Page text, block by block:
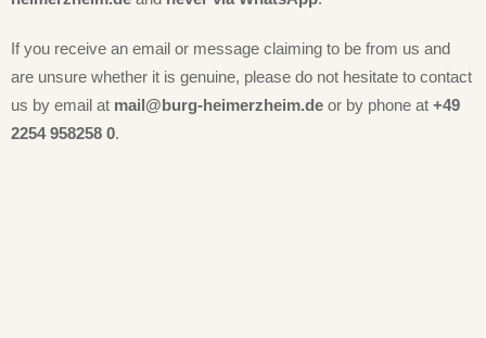
If you receive an email or message claiming to be from us and
are unsure whether it is genuine, please do not hesitate to contact
us by email at mail@burg-heimerzheim.de or by phone at +49
2254 958258 0.